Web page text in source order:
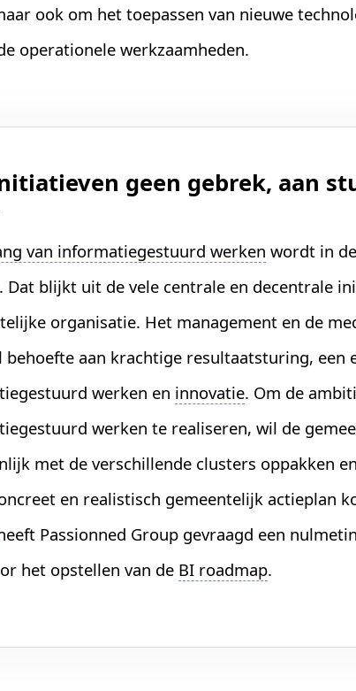
ook om het toepassen van nieuwe
operationele werkzaamheden.
geen gebrek, aan
van informatiegestuurd werken wordt in
Dat blijkt uit de vele centrale en decentrale
organisatie. Het management en de
behoefte aan krachtige resultaatsturing, een
werken en innovatie. Om de
werken te realiseren, wil de
met de verschillende clusters oppakken
en realistisch gemeentelijk actieplan
Passionned Group gevraagd een
het opstellen van de BI roadmap.